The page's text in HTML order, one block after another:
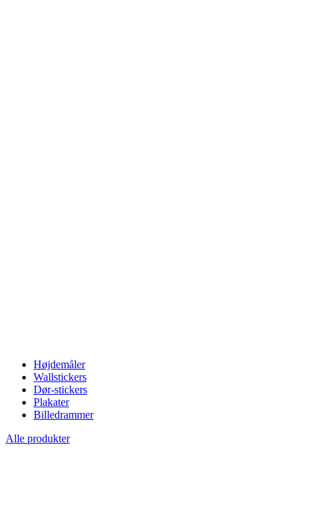
Højdemåler
Wallstickers
Dør-stickers
Plakater
Billedrammer
Alle produkter